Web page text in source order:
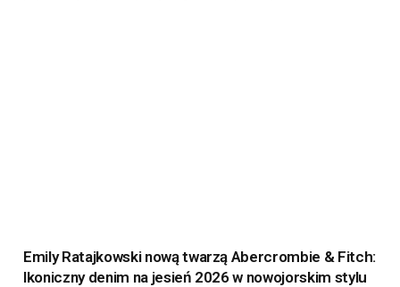
Emily Ratajkowski nową twarzą Abercrombie & Fitch:
Ikoniczny denim na jesień 2026 w nowojorskim stylu